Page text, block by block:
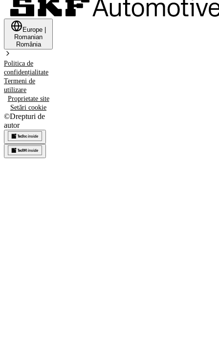
Europe
Romanian
România
Politica de
confidențialitate
Termeni de
utilizare
Proprietate site
Setări cookie
©Drepturi de
autor